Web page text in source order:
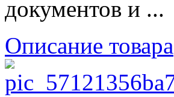
документов и ...
Описание товара